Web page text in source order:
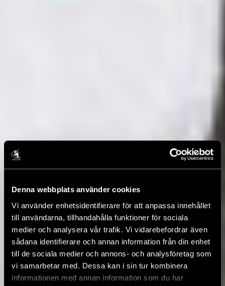
Denna webbplats använder cookies
Vi använder enhetsidentifierare för att anpassa innehållet
till användarna, tillhandahålla funktioner för sociala
medier och analysera vår trafik. Vi vidarebefordrar även
sådana identifierare och annan information från din enhet
till de sociala medier och annons- och analysföretag som
vi samarbetar med. Dessa kan i sin tur kombinera
informationen med annan information som du har